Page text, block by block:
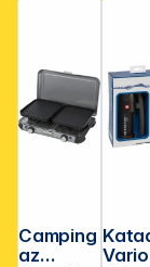
Camping
az
Vario